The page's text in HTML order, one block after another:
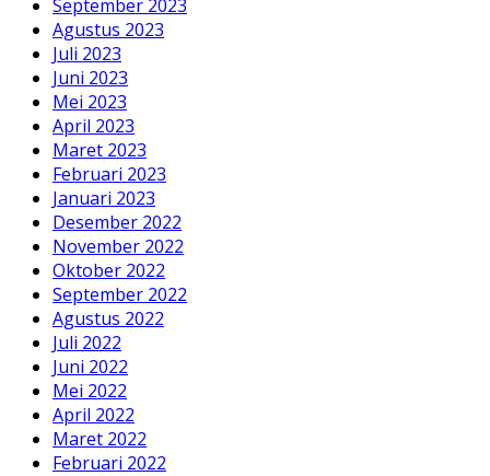
September 2023
Agustus 2023
Juli 2023
Juni 2023
Mei 2023
April 2023
Maret 2023
Februari 2023
Januari 2023
Desember 2022
November 2022
Oktober 2022
September 2022
Agustus 2022
Juli 2022
Juni 2022
Mei 2022
April 2022
Maret 2022
Februari 2022